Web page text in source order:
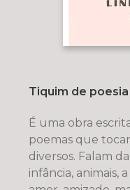
Tiquim de poesia
É uma obra
poemas que
diversos. Falam
infância, animais,